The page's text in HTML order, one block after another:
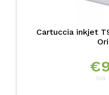
Cartuccia inkjet
€
Iva